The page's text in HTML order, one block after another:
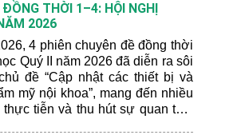
THỜI 1–4: HỘI NGHỊ
2026
4 phiên chuyên đề đồng thời
Quý II năm 2026 đã diễn ra sôi
đề “Cập nhật các thiết bị và
mỹ nội khoa”, mang đến nhiều
tiễn và thu hút sự quan tâm